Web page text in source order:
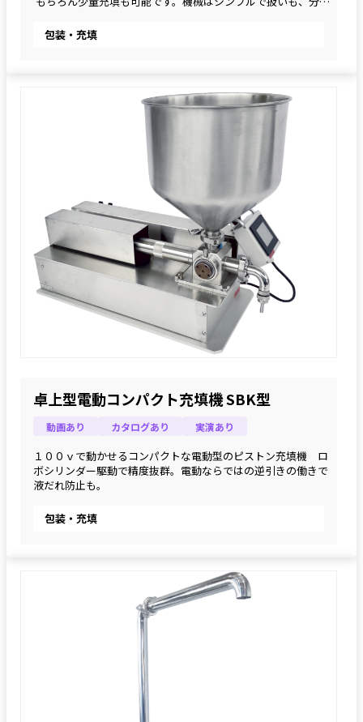
包装・充填
卓上型電動コンパクト充填機 SBK型
動画あり カタログあり 実演あり
１００ｖで動かせるコンパクトな電動型のピストン充填機　ロ
ボシリンダー駆動で精度抜群。電動ならではの逆引きの働きで
液だれ防止も。
包装・充填